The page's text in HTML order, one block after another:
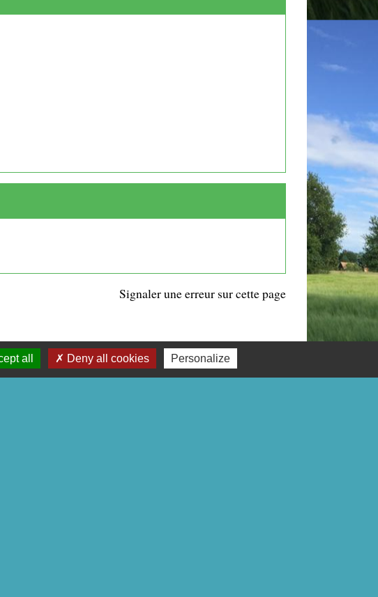
Signaler une erreur sur cette page
all Deny all cookies Personalize